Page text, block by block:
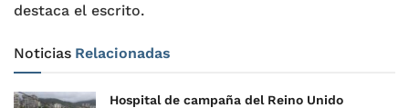
destaca el escrito.
Noticias Relacionadas
Hospital de campaña del Reino Unido